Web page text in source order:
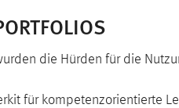
die Hürden für die
für kompetenzorientierte